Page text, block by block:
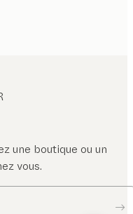
une boutique ou un
vous.